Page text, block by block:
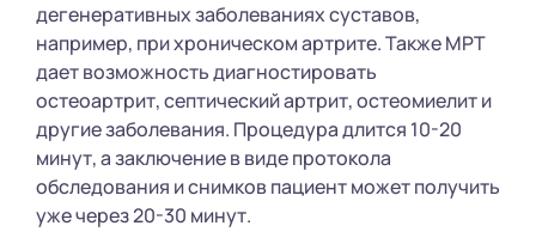
дегенеративных заболеваниях суставов,
например, при хроническом артрите. Также МРТ
дает возможность диагностировать
остеоартрит, септический артрит, остеомиелит и
другие заболевания. Процедура длится 10-20
минут, а заключение в виде протокола
обследования и снимков пациент может получить
уже через 20-30 минут.